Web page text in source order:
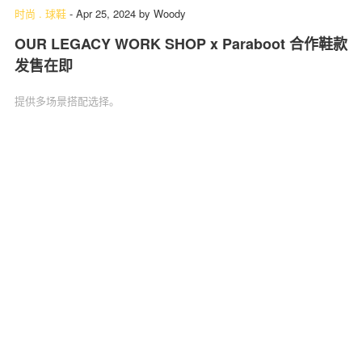
时尚 . 球鞋 - Apr 25, 2024 by Woody
OUR LEGACY WORK SHOP x Paraboot 合作鞋款
发售在即
提供多场景搭配选择。